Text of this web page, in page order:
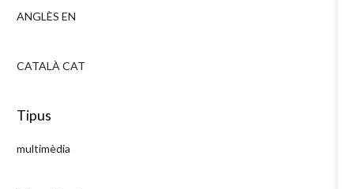
ANGLÈS EN
CATALÀ CAT
Tipus
multimèdia